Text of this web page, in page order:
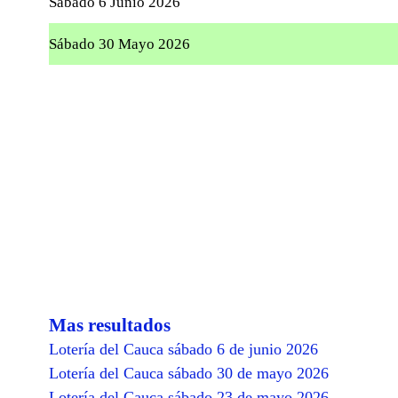
Sábado 30 Mayo 2026
Mas resultados
Lotería del Cauca sábado 6 de junio 2026
Lotería del Cauca sábado 30 de mayo 2026